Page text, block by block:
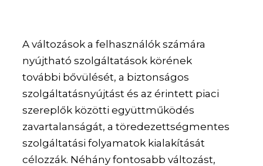
A változások a felhasználók számára
nyújtható szolgáltatások körének
további bővülését, a biztonságos
szolgáltatásnyújtást és az érintett piaci
szereplők közötti együttműködés
zavartalanságát, a töredezettségmentes
szolgáltatási folyamatok kialakítását
célozzák. Néhány fontosabb változást,